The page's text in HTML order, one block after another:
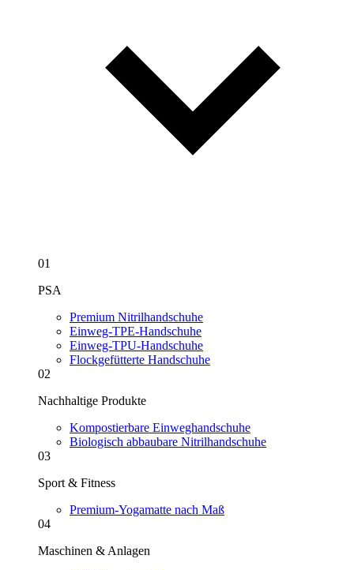
01
PSA
Premium Nitrilhandschuhe
Einweg-TPE-Handschuhe
Einweg-TPU-Handschuhe
Flockgefütterte Handschuhe
02
Nachhaltige Produkte
Kompostierbare Einweghandschuhe
Biologisch abbaubare Nitrilhandschuhe
03
Sport & Fitness
Premium-Yogamatte nach Maß
04
Maschinen & Anlagen